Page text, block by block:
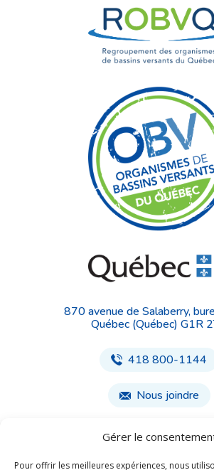
Gérer le
Pour offrir les meilleures expériences, nous
870 avenue de Salaberry,
Québec (Québec) G1R
418 800-1144
Nous joindre